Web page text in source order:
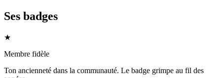
Ses badges
★
Membre fidèle
Ton ancienneté dans la communauté. Le badge grimpe au fil des